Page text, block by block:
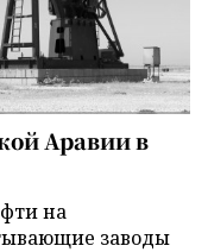
Аравии в
на
заводы